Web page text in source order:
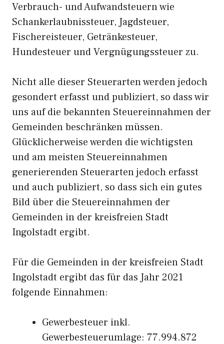
Verbrauch- und Aufwandsteuern wie
Schankerlaubnissteuer, Jagdsteuer,
Fischereisteuer, Getränkesteuer,
Hundesteuer und Vergnügungssteuer zu.
Nicht alle dieser Steuerarten werden jedoch
gesondert erfasst und publiziert, so dass wir
uns auf die bekannten Steuereinnahmen der
Gemeinden beschränken müssen.
Glücklicherweise werden die wichtigsten
und am meisten Steuereinnahmen
generierenden Steuerarten jedoch erfasst
und auch publiziert, so dass sich ein gutes
Bild über die Steuereinnahmen der
Gemeinden in der kreisfreien Stadt
Ingolstadt ergibt.
Für die Gemeinden in der kreisfreien Stadt
Ingolstadt ergibt das für das Jahr 2021
folgende Einnahmen:
Gewerbesteuer inkl.
Gewerbesteuerumlage: 77.994.872